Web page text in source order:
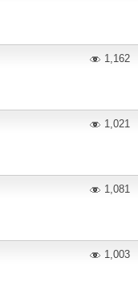
1,162
1,021
1,081
1,003